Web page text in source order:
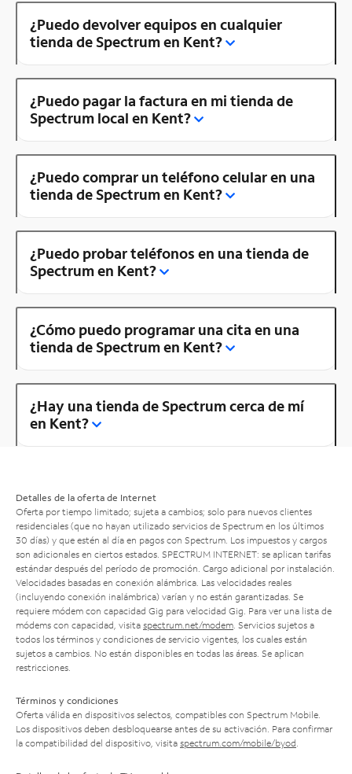
¿Puedo devolver equipos en cualquier
tienda de Spectrum en Kent?
¿Puedo pagar la factura en mi tienda de
Spectrum local en Kent?
¿Puedo comprar un teléfono celular en una
tienda de Spectrum en Kent?
¿Puedo probar teléfonos en una tienda de
Spectrum en Kent?
¿Cómo puedo programar una cita en una
tienda de Spectrum en Kent?
¿Hay una tienda de Spectrum cerca de mí
en Kent?
Detalles de la oferta de Internet
Oferta por tiempo limitado; sujeta a cambios; solo para nuevos clientes
residenciales (que no hayan utilizado servicios de Spectrum en los últimos
30 días) y que estén al día en pagos con Spectrum. Los impuestos y cargos
son adicionales en ciertos estados. SPECTRUM INTERNET: se aplican tarifas
estándar después del período de promoción. Cargo adicional por instalación.
Velocidades basadas en conexión alámbrica. Las velocidades reales
(incluyendo conexión inalámbrica) varían y no están garantizadas. Se
requiere módem con capacidad Gig para velocidad Gig. Para ver una lista de
módems con capacidad, visita spectrum.net/modem . Servicios sujetos a
todos los términos y condiciones de servicio vigentes, los cuales están
sujetos a cambios. No están disponibles en todas las áreas. Se aplican
restricciones.
Términos y condiciones
Oferta válida en dispositivos selectos, compatibles con Spectrum Mobile.
Los dispositivos deben desbloquearse antes de su activación. Para confirmar
la compatibilidad del dispositivo, visita spectrum.com/mobile/byod